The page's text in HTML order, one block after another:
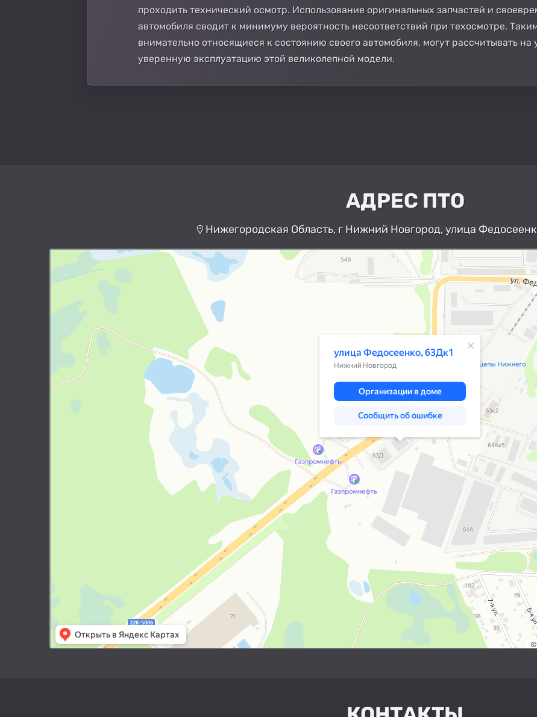
проходить технический осмотр. Использование оригинальных запчастей и
автомобиля сводит к минимуму вероятность несоответствий при техосмотре.
внимательно относящиеся к состоянию своего автомобиля, могут рассчитывать
уверенную эксплуатацию этой великолепной модели.
АДРЕС ПТО
Нижегородская Область, г Нижний Новгород, улица
Нижний Новгород
Улица Федосеенко, 63Дк1 — Яндекс